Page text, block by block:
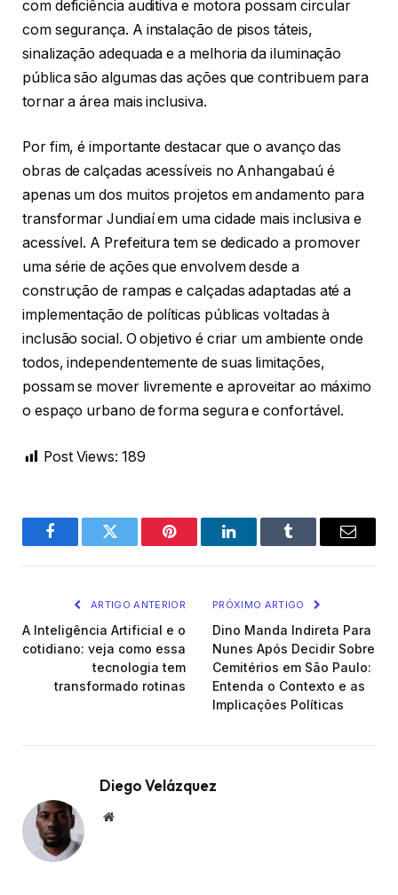
com deficiência auditiva e motora possam circular
com segurança. A instalação de pisos táteis,
sinalização adequada e a melhoria da iluminação
pública são algumas das ações que contribuem para
tornar a área mais inclusiva.
Por fim, é importante destacar que o avanço das
obras de calçadas acessíveis no Anhangabaú é
apenas um dos muitos projetos em andamento para
transformar Jundiaí em uma cidade mais inclusiva e
acessível. A Prefeitura tem se dedicado a promover
uma série de ações que envolvem desde a
construção de rampas e calçadas adaptadas até a
implementação de políticas públicas voltadas à
inclusão social. O objetivo é criar um ambiente onde
todos, independentemente de suas limitações,
possam se mover livremente e aproveitar ao máximo
o espaço urbano de forma segura e confortável.
Post Views: 189
FacebookTwitter Pinterest LinkedInTumblr Email
ARTIGO ANTERIOR
A Inteligência Artificial e o
cotidiano: veja como essa
tecnologia tem
transformado rotinas
PRÓXIMO ARTIGO
Dino Manda Indireta Para
Nunes Após Decidir Sobre
Cemitérios em São Paulo:
Entenda o Contexto e as
Implicações Políticas
Diego Velázquez
Website